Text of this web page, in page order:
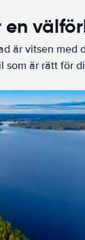
är vitsen
som är rätt för